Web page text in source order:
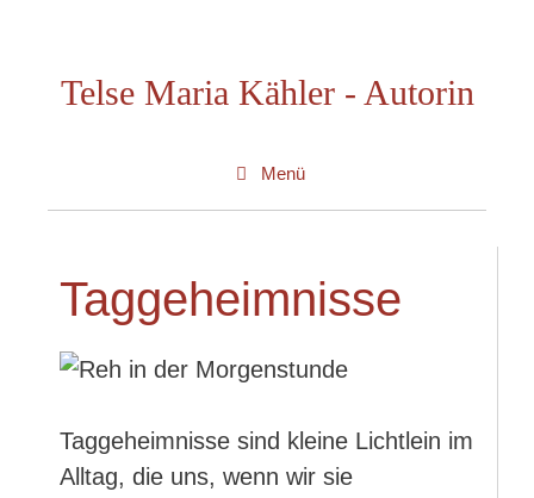
springenTelse Maria Kähler - Autorin
Menü
Taggeheimnisse
Taggeheimnisse sind kleine Lichtlein im
Alltag, die uns, wenn wir sie